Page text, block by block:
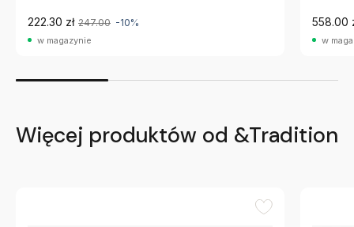
222.30 zł 247.00 -10%
w magazynie
558.00
w
Więcej produktów od &Tradition